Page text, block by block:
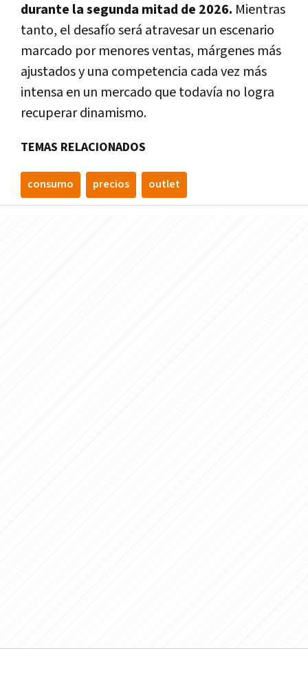
durante la segunda mitad de 2026. Mientras
tanto, el desafío será atravesar un escenario
marcado por menores ventas, márgenes más
ajustados y una competencia cada vez más
intensa en un mercado que todavía no logra
recuperar dinamismo.
TEMAS RELACIONADOS
consumo precios outlet